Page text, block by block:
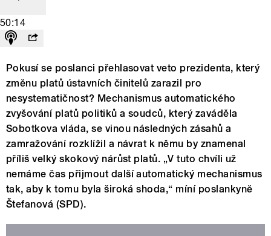
50:14
Pokusí se poslanci přehlasovat veto prezidenta, který
změnu platů ústavních činitelů zarazil pro
nesystematičnost? Mechanismus automatického
zvyšování platů politiků a soudců, který zaváděla
Sobotkova vláda, se vinou následných zásahů a
zamražování rozklížil a návrat k němu by znamenal
příliš velký skokový nárůst platů. „V tuto chvíli už
nemáme čas přijmout další automatický mechanismus
tak, aby k tomu byla široká shoda,“ míní poslankyně
Štefanová (SPD).